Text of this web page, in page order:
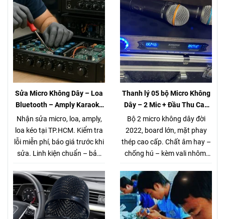
Sửa Micro Không Dây – Loa
Bluetooth – Amply Karaoke
– Loa Kéo Tại TP.HCM |
Kiểm Tra Miễn Phí
Nhận sửa micro, loa, amply,
loa kéo tại TP.HCM. Kiểm tra
lỗi miễn phí, báo giá trước khi
sửa. Linh kiện chuẩn – bảo
168 162.
Thanh lý 05 bộ Micro Không
Dây – 2 Mic + Đầu Thu Cao
cấp – Giá chỉ 980K
Bộ 2 micro không dây đời
2022, board lớn, mặt phay
thép cao cấp. Chất âm hay –
chống hú – kèm vali nhôm.
tại Võ Văn Tần, Q3.